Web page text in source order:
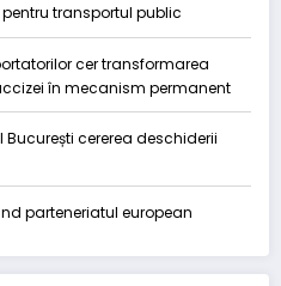
transportul public
cer transformarea
în mecanism permanent
București cererea deschiderii
parteneriatul european